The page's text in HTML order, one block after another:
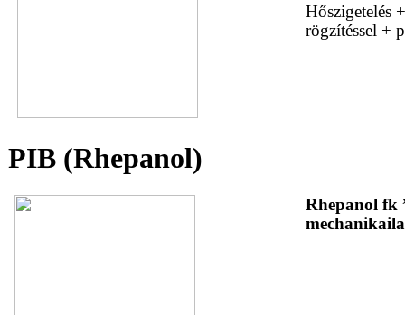
Hőszigetelés
rögzítéssel +
PIB (Rhepanol)
Rhepanol fk